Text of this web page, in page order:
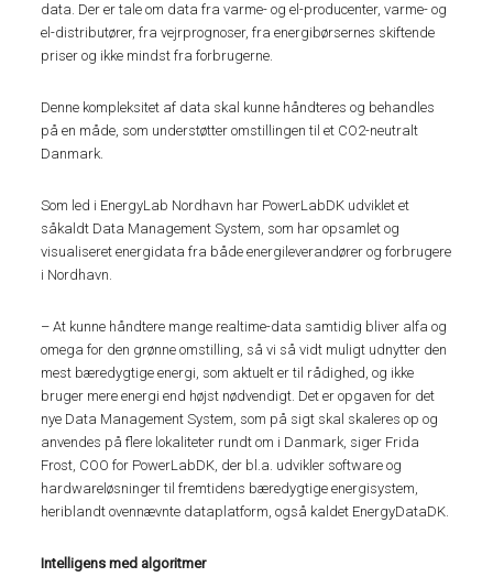
data. Der er tale om data fra varme- og el-producenter, varme- og
el-distributører, fra vejrprognoser, fra energibørsernes skiftende
priser og ikke mindst fra forbrugerne.
Denne kompleksitet af data skal kunne håndteres og behandles
på en måde, som understøtter omstillingen til et CO2-neutralt
Danmark.
Som led i EnergyLab Nordhavn har PowerLabDK udviklet et
såkaldt Data Management System, som har opsamlet og
visualiseret energidata fra både energileverandører og forbrugere
i Nordhavn.
– At kunne håndtere mange realtime-data samtidig bliver alfa og
omega for den grønne omstilling, så vi så vidt muligt udnytter den
mest bæredygtige energi, som aktuelt er til rådighed, og ikke
bruger mere energi end højst nødvendigt. Det er opgaven for det
nye Data Management System, som på sigt skal skaleres op og
anvendes på flere lokaliteter rundt om i Danmark, siger Frida
Frost, COO for PowerLabDK, der bl.a. udvikler software og
hardwareløsninger til fremtidens bæredygtige energisystem,
heriblandt ovennævnte dataplatform, også kaldet EnergyDataDK.
Intelligens med algoritmer